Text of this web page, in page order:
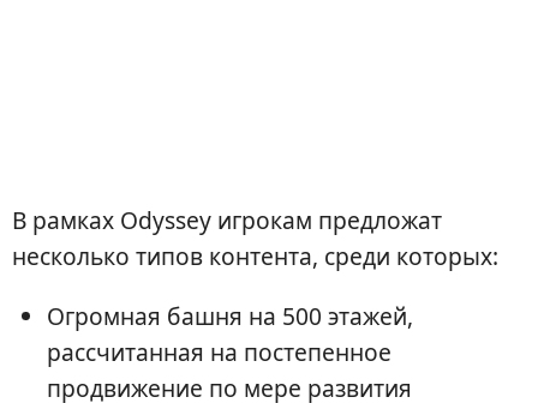
В рамках Odyssey игрокам предложат
несколько типов контента, среди которых:
Огромная башня на 500 этажей,
рассчитанная на постепенное
продвижение по мере развития